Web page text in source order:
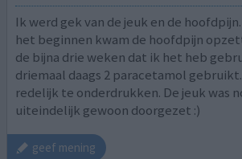
Ik werd gek van de jeuk en de
het beginnen kwam de hoofdpijn
de bijna drie weken dat ik het heb
driemaal daags 2 paracetamol
redelijk te onderdrukken. De jeuk was
uiteindelijk gewoon doorgezet :)
geef mening